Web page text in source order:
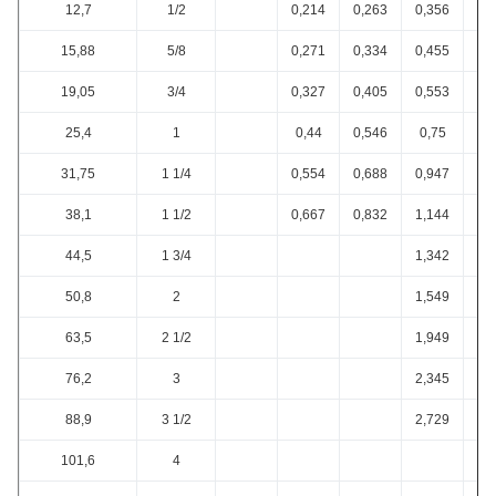
12,7 1/2 0,214 0,263 0,356
15,88 5/8 0,271 0,334 0,455
19,05 3/4 0,327 0,405 0,553
25,4 1 0,44 0,546 0,75
31,75 1 1/4 0,554 0,688 0,947
38,1 1 1/2 0,667 0,832 1,144
44,5 1 3/4 1,342
50,8 2 1,549
63,5 2 1/2 1,949
76,2 3 2,345
88,9 3 1/2 2,729
101,6 4